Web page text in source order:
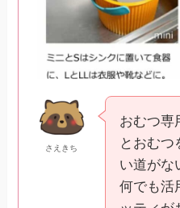
さえきち
おむつ専
とおむつ
い道がな
何でも活